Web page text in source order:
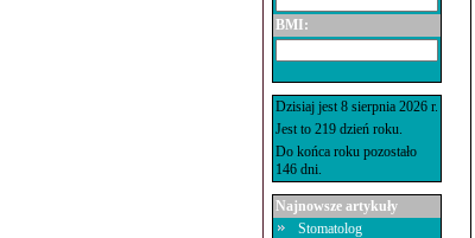
BMI:
Dzisiaj jest 8 sierpnia 2026 r.
Jest to 219 dzień roku.
Do końca roku pozostało
146 dni.
Najnowsze artykuły
Stomatolog